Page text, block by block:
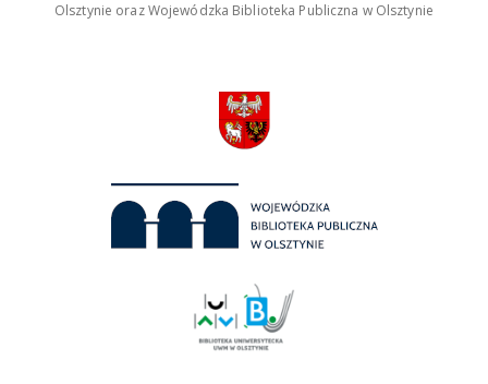
Olsztynie oraz Wojewódzka Biblioteka Publiczna w Olsztynie